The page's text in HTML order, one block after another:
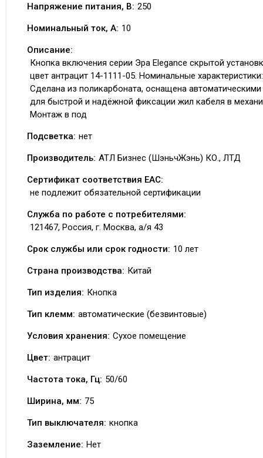
Напряжение питания, В: 250
Номинальный ток, А: 10
Описание:
Кнопка включения серии Эра Elegance скрытой
цвет антрацит 14-1111-05. Номинальные
Сделана из поликарбоната, оснащена
для быстрой и надёжной фиксации жил кабеля в
Монтаж в под
Подсветка: нет
Производитель: АТЛ Бизнес (ШэньчЖэнь) КО., ЛТД
Сертификат соответствия EAC:
не подлежит обязательной сертификации
Служба по работе с потребителями:
121467, Россия, г. Москва, а/я 43
Срок службы или срок годности: 10 лет
Страна производства: Китай
Тип изделия: Кнопка
Тип клемм: автоматические (безвинтовые)
Условия хранения: Сухое помещение
Цвет: антрацит
Частота тока, Гц: 50/60
Ширина, мм: 75
Тип выключателя: кнопка
Заземление: Нет